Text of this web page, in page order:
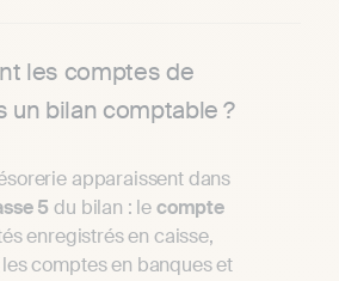
les comptes de
un bilan comptable ?
apparaissent dans
5 du bilan : lecompte
enregistrés en caisse,
comptes en banques et